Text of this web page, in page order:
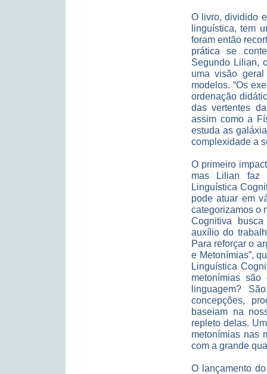
O livro, dividido
linguística, tem
foram então
prática se
Segundo Lilian,
uma visão
modelos. “Os
ordenação
das vertentes
assim como a
estuda as
complexidade a
O primeiro
mas Lilian faz
Linguística
pode atuar em
categorizamos o
Cognitiva
auxílio do
Para reforçar o
e Metonímias”,
Linguística
metonímias
linguagem?
concepções,
baseiam na
repleto delas.
metonímias nas
com a grande
O lançamento